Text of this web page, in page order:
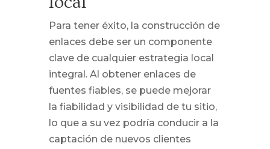
Para tener éxito, la construcción de
enlaces debe ser un componente
clave de cualquier estrategia local
integral. Al obtener enlaces de
fuentes fiables, se puede mejorar
la fiabilidad y visibilidad de tu sitio,
lo que a su vez podría conducir a la
captación de nuevos clientes